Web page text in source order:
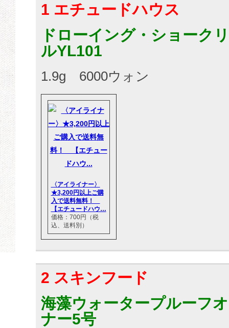
1 エチュードハウス
ドローイング・ショーク
ルYL101
1.9g 6000ウォン
〈アイライナー〉
★3,200円以上ご購
入で送料無料！
【エチュードハウ…
価格：700円（税
込、送料別）
2 スキンフード
海藻ウォータープルーフ
ナー5号